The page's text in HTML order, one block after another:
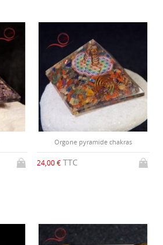
Orgone pyramide chakras
24,00 € TTC